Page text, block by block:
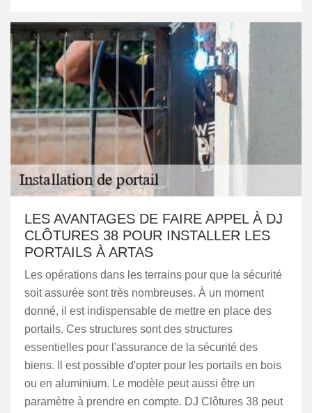
LES AVANTAGES DE FAIRE APPEL À DJ
CLÔTURES 38 POUR INSTALLER LES
PORTAILS À ARTAS
Les opérations dans les terrains pour que la sécurité
soit assurée sont très nombreuses. À un moment
donné, il est indispensable de mettre en place des
portails. Ces structures sont des structures
essentielles pour l'assurance de la sécurité des
biens. Il est possible d'opter pour les portails en bois
ou en aluminium. Le modèle peut aussi être un
paramètre à prendre en compte. DJ Clôtures 38 peut